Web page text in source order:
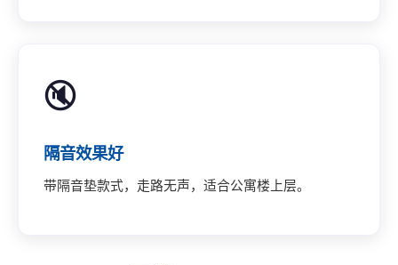
🔇
隔音效果好
带隔音垫款式，走路无声，适合公寓楼上层。